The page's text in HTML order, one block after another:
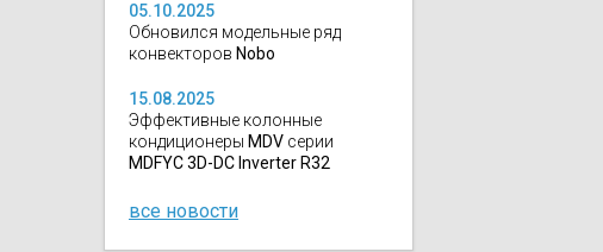
05.10.2025
Обновился модельные ряд
конвекторов Nobo
15.08.2025
Эффективные колонные
кондиционеры MDV серии
MDFYC 3D-DC Inverter R32
все новости